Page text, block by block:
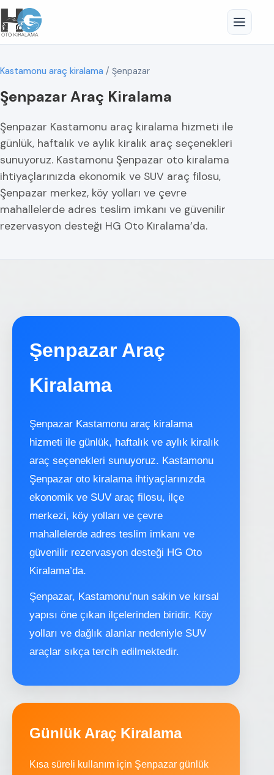
Kastamonu araç kiralama / Şenpazar
Şenpazar Araç Kiralama
Şenpazar Kastamonu araç kiralama hizmeti ile
günlük, haftalık ve aylık kiralık araç seçenekleri
sunuyoruz. Kastamonu Şenpazar oto kiralama
ihtiyaçlarınızda ekonomik ve SUV araç filosu,
Şenpazar merkez, köy yolları ve çevre
mahallelerde adres teslim imkanı ve güvenilir
rezervasyon desteği HG Oto Kiralama’da.
Şenpazar Araç
Kiralama
Şenpazar Kastamonu araç kiralama
hizmeti ile günlük, haftalık ve aylık kiralık
araç seçenekleri sunuyoruz. Kastamonu
Şenpazar oto kiralama ihtiyaçlarınızda
ekonomik ve SUV araç filosu, ilçe
merkezi, köy yolları ve çevre
mahallelerde adres teslim imkanı ve
güvenilir rezervasyon desteği HG Oto
Kiralama’da.
Şenpazar, Kastamonu’nun sakin ve kırsal
yapısı öne çıkan ilçelerinden biridir. Köy
yolları ve dağlık alanlar nedeniyle SUV
araçlar sıkça tercih edilmektedir.
Günlük Araç Kiralama
Kısa süreli kullanım için Şenpazar günlük